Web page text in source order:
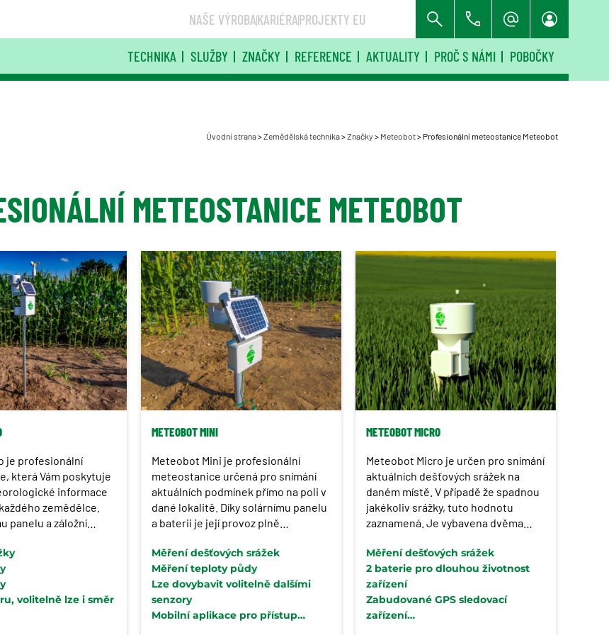
NAŠE VÝROBAKARIÉRAPROJEKTY EU
TECHNIKA SLUŽBY ZNAČKY REFERENCE AKTUALITY PROČ S NÁMI POBOČKY
Úvodní strana>Zemědělská technika>Značky > Meteobot> Profesionální meteostanice Meteobot
METEOSTANICE METEOBOT
je profesionální
která Vám poskytuje
informace
zemědělce.
panelu a záložní
bezúdržbový.
volitelně lze i směr
METEOBOT MINI
Meteobot Mini je profesionální
meteostanice určená pro snímání
aktuálních podmínek přímo na poli v
dané lokalitě. Díky solárnímu panelu
a baterii je její provoz plně
vybavit GPS sledovacím zařízením
proti případné krádeži.
Měření dešťových srážek
Měření teploty půdy
Lze dovybavit volitelně dalšími
senzory
Mobilní aplikace pro přístup
METEOBOT MICRO
Meteobot Micro je určen pro snímání
aktuálních dešťových srážek na
daném místě. V případě že spadnou
jakékoliv srážky, tuto hodnotu
zaznamená. Je vybavena dvěma
nepřetržitý provoz. Součástí je GPS
sledovací zařízení proti případné
krádeži.
Měření dešťových srážek
2 baterie pro dlouhou životnost
zařízení
Zabudované GPS sledovací
zařízení